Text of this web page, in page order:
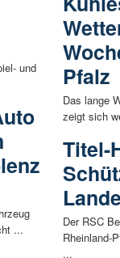
und
...
Pfalz
Das lange
zeigt sich
Titel-
Der RSC
Rheinland-
...